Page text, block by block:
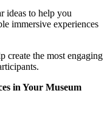
ideas to help you
immersive experiences
create the most engaging
in Your Museum